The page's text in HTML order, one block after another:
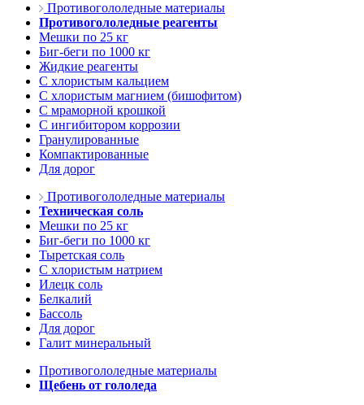
Противогололедные материалы
Противогололедные реагенты
Мешки по 25 кг
Биг-беги по 1000 кг
Жидкие реагенты
С хлористым кальцием
С хлористым магнием (бишофитом)
С мраморной крошкой
С ингибитором коррозии
Гранулированные
Компактированные
Для дорог
Противогололедные материалы
Техническая соль
Мешки по 25 кг
Биг-беги по 1000 кг
Тыретская соль
С хлористым натрием
Илецк соль
Белкалий
Бассоль
Для дорог
Галит минеральный
Противогололедные материалы
Щебень от гололеда